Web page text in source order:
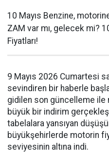
10 Mayıs Benzine,
ZAM var mı, gelecek mi?
Fiyatları!
9 Mayıs 2026 Cumartesi
sevindiren bir haberle
gidilen son güncelleme
büyük bir indirim
tabelalara yansıyan
büyükşehirlerde motorin
seviyesinin altına indi.